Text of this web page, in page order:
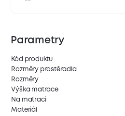
Parametry
Kód produktu
Rozměry prostěradla
Rozměry
Výška matrace
Na matraci
Materiál